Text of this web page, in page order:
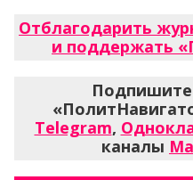
Отблагодарить
и поддержать
Telegram,
каналы